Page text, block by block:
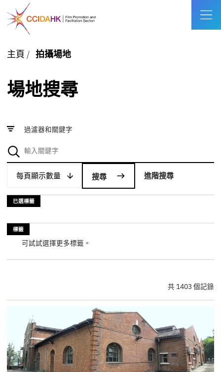
主頁 / 拍攝場地
場地搜尋
過濾器和關鍵字
每頁顯示數量 進階搜尋
已選標籤
標籤
可試試選擇更多標籤。
共 1403 個記錄